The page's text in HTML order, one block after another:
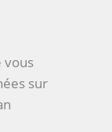
vous
sur